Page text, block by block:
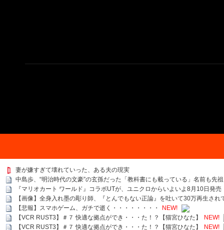
妻が嫌すぎて壊れていった、ある夫の現実
中島歩、“明治時代の文豪”の玄孫だった「教科書にも載っている」名前も先
『マリオカート ワールド』コラボUTが、ユニクロからいよいよ8月10日発
【画像】全身入れ墨の彫り師、『とんでもない正論』を吐いて30万再生され
【悲報】スマホゲーム、ガチで逝く・・・・・・・・
NEW!
【VCR RUST3】＃７ 快適な拠点ができ・・・た！？【猫宮ひなた】
NEW!
【VCR RUST3】＃７ 快適な拠点ができ・・・た！？【猫宮ひなた】
NEW!